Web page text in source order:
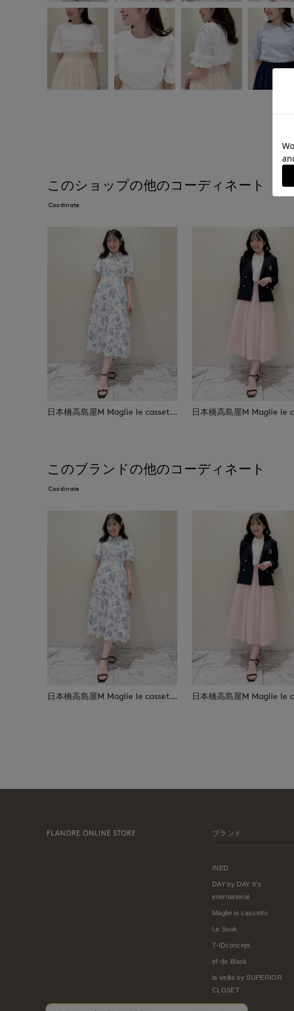
このショップの他のコーディネート
Coodinate
日本橋高島屋M Maglie le cassetto
このブランドの他のコーディネート
Coodinate
日本橋高島屋M Maglie le cassetto
ブランド
INED
DAY by DAY It's
international
Maglie le cassetto
Le Souk
7-IDconcept.
ef-de Black
la veille by SUPERIOR
CLOSET